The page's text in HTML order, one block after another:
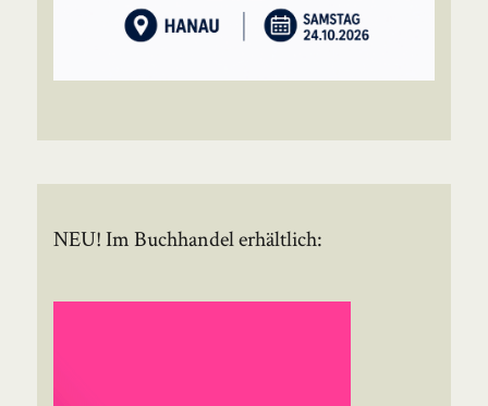
NEU! Im Buchhandel erhältlich: